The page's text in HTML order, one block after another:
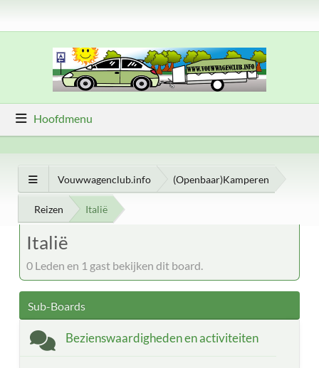
Hoofdmenu
Vouwwagenclub.info (Openbaar)Kamperen
Reizen Italië
Italië
0 Leden en 1 gast bekijken dit board.
Sub-Boards
Bezienswaardigheden en activiteiten